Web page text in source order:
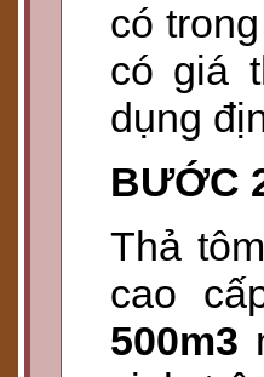
có
có giá
dụng
BƯỚC
Thả
cao
500m3